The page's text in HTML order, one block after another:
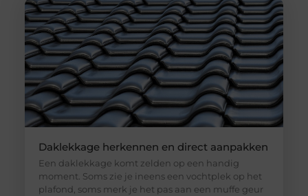
Daklekkage herkennen en direct aanpakken
Een daklekkage komt zelden op een handig
moment. Soms zie je ineens een vochtplek op het
plafond, soms merk je het pas aan een muffe geur